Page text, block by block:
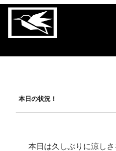
本日の状況！
本日は久しぶりに涼しさ